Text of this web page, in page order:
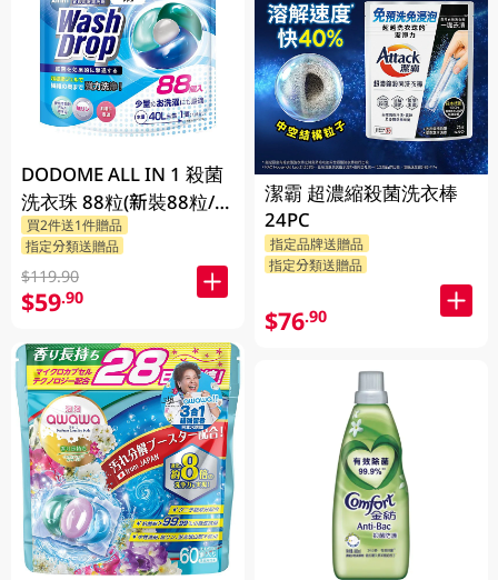
DODOME ALL IN 1 殺菌
洗衣珠 88粒(新裝88粒/舊
裝72粒隨機發貨)
買2件送1件贈品
指定分類送贈品
$119.90
$59.90
潔霸 超濃縮殺菌洗衣棒
24PC
指定品牌送贈品
指定分類送贈品
$76.90